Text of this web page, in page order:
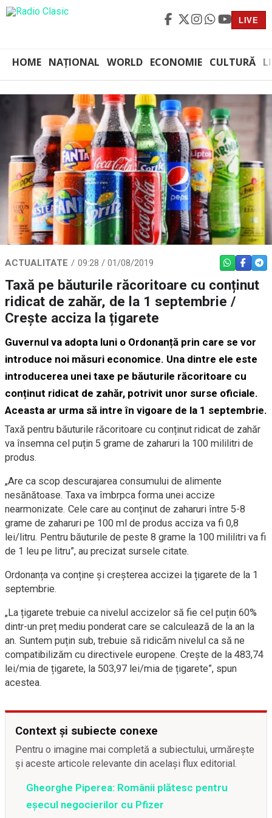
LIVE
HOME NAȚIONAL WORLD ECONOMIE CULTURĂ
ACTUALITATE 09:28 / 01/08/2019 WHATSAPP
Taxă pe băuturile răcoritoare cu conținut
ridicat de zahăr, de la 1 septembrie /
Crește acciza la țigarete
Guvernul va adopta luni o Ordonanță prin care se vor
introduce noi măsuri economice. Una dintre ele este
introducerea unei taxe pe băuturile răcoritoare cu
conținut ridicat de zahăr, potrivit unor surse oficiale.
Aceasta ar urma să intre în vigoare de la 1 septembrie.
Taxă pentru băuturile răcoritoare cu conținut ridicat de zahăr
va însemna cel puțin 5 grame de zaharuri la 100 mililitri de
produs.
„Are ca scop descurajarea consumului de alimente
nesănătoase. Taxa va îmbrpca forma unei accize
nearmonizate. Cele care au conținut de zaharuri între 5-8
grame de zaharuri pe 100 ml de produs acciza va fi 0,8
lei/litru. Pentru băuturile de peste 8 grame la 100 mililitri va fi
de 1 leu pe litru”, au precizat sursele citate.
Ordonanța va conține și creșterea accizei la țigarete de la 1
septembrie.
„La țigarete trebuie ca nivelul accizelor să fie cel puțin 60%
dintr-un preț mediu ponderat care se calculează de la an la
an. Suntem puțin sub, trebuie să ridicăm nivelul ca să ne
compatibilizăm cu directivele europene. Crește de la 483,74
lei/mia de țigarete, la 503,97 lei/mia de țigarete”, spun
acestea.
Context și subiecte conexe
Pentru o imagine mai completă a subiectului, urmărește
și aceste articole relevante din același flux editorial.
Gheorghe Piperea: Românii plătesc pentru
eșecul negocierilor cu Pfizer